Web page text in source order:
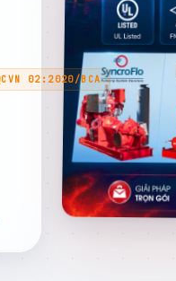
02:2020/BCA